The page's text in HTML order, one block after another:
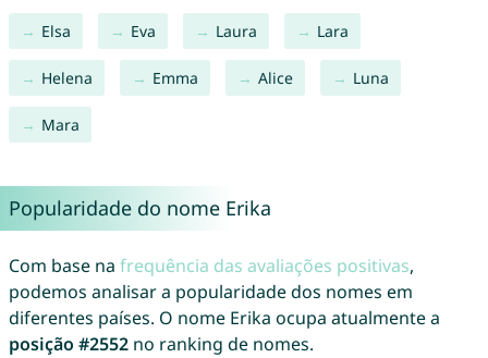
Elsa Eva Laura Lara
Helena Emma Alice Luna
Mara
Popularidade do nome Erika
Com base na frequência das avaliações positivas,
podemos analisar a popularidade dos nomes em
diferentes países. O nome Erika ocupa atualmente a
posição #2552no ranking de nomes.